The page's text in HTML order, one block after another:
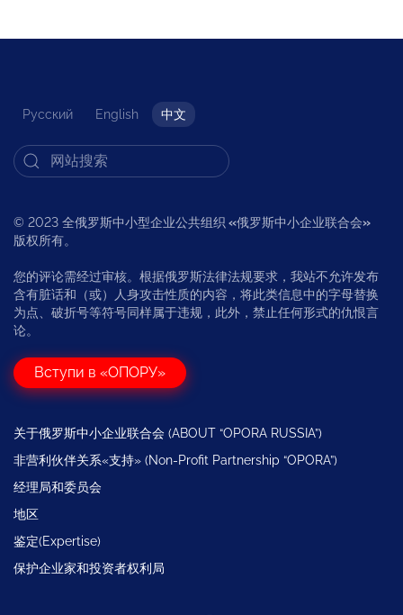
Русский English 中文
© 2023 全俄罗斯中小型企业公共组织 «俄罗斯中小企业联合会»
版权所有。
您的评论需经过审核。根据俄罗斯法律法规要求，我站不允许发布
含有脏话和（或）人身攻击性质的内容，将此类信息中的字母替换
为点、破折号等符号同样属于违规，此外，禁止任何形式的仇恨言
论。
Вступи в «ОПОРУ»
关于俄罗斯中小企业联合会 (ABOUT “OPORA RUSSIA”)
非营利伙伴关系«支持» (Non-Profit Partnership “OPORA”)
经理局和委员会
地区
鉴定(Expertise)
保护企业家和投资者权利局